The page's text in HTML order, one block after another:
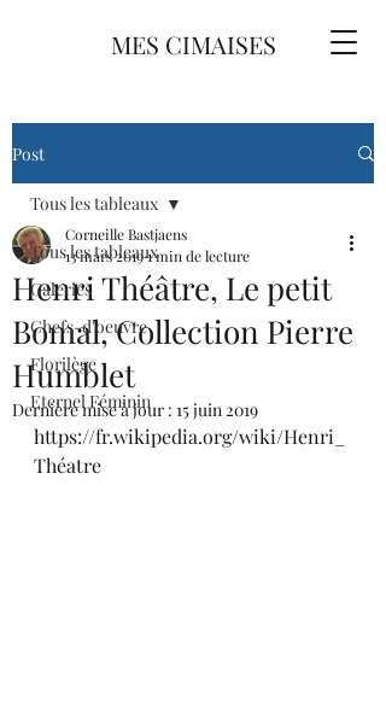
MES CIMAISES
Post
Tous les tableaux
Galeries
Chefs-d'oeuvre
Florilège
Eternel Féminin
Tous les tableaux
Henri Théâtre, Le petit
Bomal, Collection Pierre
Humblet
Corneille Bastjaens
13 mars 20191 min de lecture
Dernière mise à jour : 15 juin 2019
https://fr.wikipedia.org/wiki/Henri_
Théatre